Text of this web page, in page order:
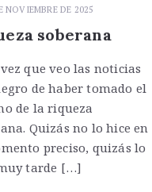
NOVIEMBRE DE 2025
soberana
que veo las noticias
de haber tomado el
de la riqueza
Quizás no lo hice en
preciso, quizás lo
tarde […]